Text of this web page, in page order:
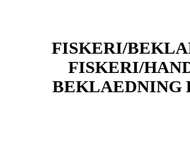
FISKERI/
FISKERI/
BEKLAEDNING